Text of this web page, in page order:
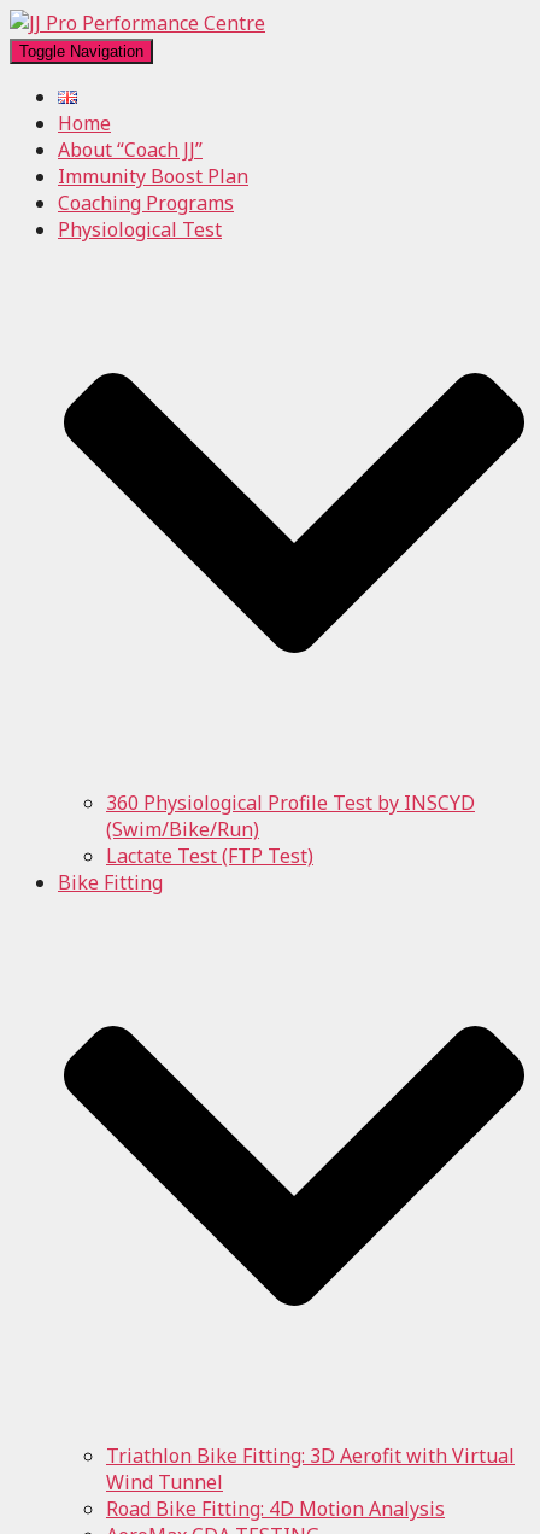
Toggle Navigation
Home
About “Coach JJ”
Immunity Boost Plan
Coaching Programs
Physiological Test
360 Physiological Profile Test by INSCYD
(Swim/Bike/Run)
Lactate Test (FTP Test)
Bike Fitting
Triathlon Bike Fitting: 3D Aerofit with Virtual
Wind Tunnel
Road Bike Fitting: 4D Motion Analysis